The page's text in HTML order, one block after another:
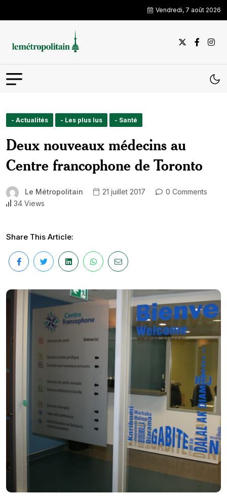
Vendredi, 7 août 2026
- Actualités - Les plus lus - Santé
Deux nouveaux médecins au
Centre francophone de Toronto
Le Métropolitain 21 juillet 2017
0 Comments
34 Views
Share This Article: